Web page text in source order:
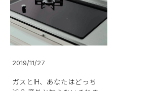
2019/11/27
ガスとIH、あなたはどっち